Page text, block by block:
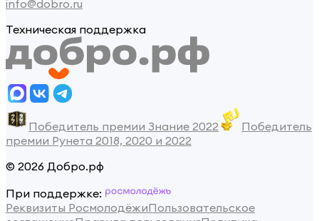
info@dobro.ru
Техническая поддержка
Победитель премии Знание 2022
Победитель
премии Рунета 2018, 2020 и 2022
© 2026 Добро.рф
При поддержке:
Реквизиты РосмолодёжиПользовательское